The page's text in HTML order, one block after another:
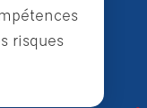
risques